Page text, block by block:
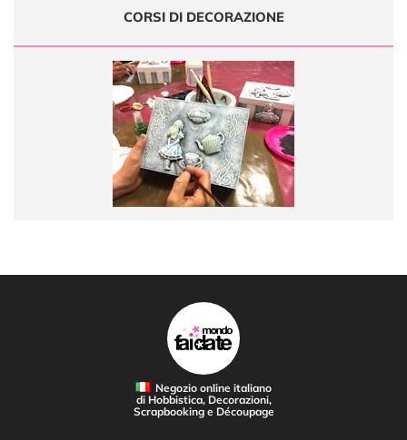
CORSI DI DECORAZIONE
Negozio online italiano
di Hobbistica, Decorazioni,
Scrapbooking e Découpage